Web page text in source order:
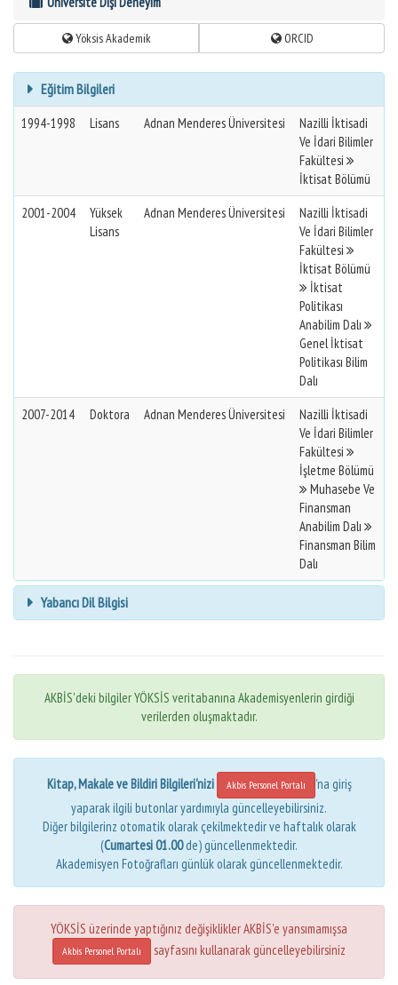
Yöksis Akademik ORCID
Eğitim Bilgileri
1994-1998 Lisans Adnan Menderes Üniversitesi
Nazilli İktisadi
Ve İdari Bilimler
Fakültesi
İktisat Bölümü
2001-2004
Yüksek
Lisans
Adnan Menderes Üniversitesi
Nazilli İktisadi
Ve İdari Bilimler
Fakültesi
İktisat Bölümü
İktisat
Politikası
Anabilim Dalı
Genel İktisat
Politikası Bilim
Dalı
2007-2014
Doktora Adnan Menderes Üniversitesi
Nazilli İktisadi
Ve İdari Bilimler
Fakültesi
İşletme Bölümü
Muhasebe Ve
Finansman
Anabilim Dalı
Finansman Bilim
Dalı
Yabancı Dil Bilgisi
AKBİS'deki bilgiler YÖKSİS veritabanına Akademisyenlerin girdiği
verilerden oluşmaktadır.
Kitap, Makale ve Bildiri Bilgileri'nizi Akbis Personel Portalı
'na giriş
yaparak ilgili butonlar yardımıyla güncelleyebilirsiniz.
Diğer bilgilerinz otomatik olarak çekilmektedir ve haftalık olarak
(Cumartesi 01.00de) güncellenmektedir.
Akademisyen Fotoğrafları günlük olarak güncellenmektedir.
YÖKSİS üzerinde yaptığınız değişiklikler AKBİS'e yansımamışsa
Akbis Personel Portalı sayfasını kullanarak güncelleyebilirsiniz